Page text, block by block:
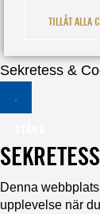
TILLÅT ALLA
Sekretess &
Denna
upplevelse när